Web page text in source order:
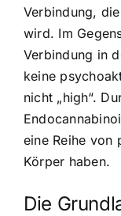
Verbindung,
wird. Im
Verbindung in
keine
nicht „high“.
eine Reihe von
Körper haben.
Die